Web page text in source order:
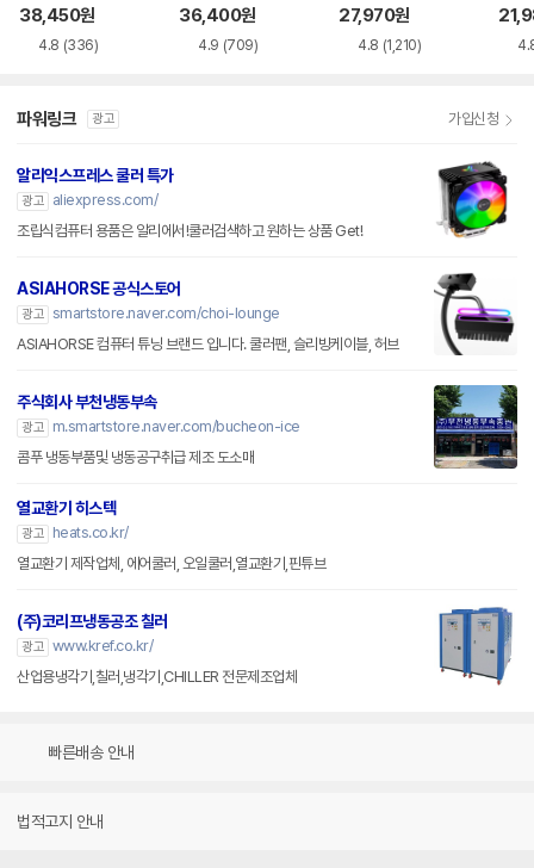
4.8 (336) 4.9 (709) 4.8 (1,210)
광고 aliexpress.com/
조립식컴퓨터 용품은 알리에서!쿨러검색하고 원하는 상품 Get!
광고 smartstore.naver.com/choi-lounge
ASIAHORSE 컴퓨터 튜닝 브랜드 입니다. 쿨러팬, 슬리빙케이블, 허브
광고 m.smartstore.naver.com/bucheon-ice
콤푸 냉동부품및 냉동공구취급 제조 도소매
광고 heats.co.kr/
열교환기 제작업체, 에어쿨러, 오일쿨러,열교환기,핀튜브
광고
www.kref.co.kr/
산업용냉각기,칠러,냉각기,CHILLER 전문제조업체